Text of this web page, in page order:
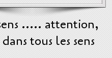
..... attention,
tous les sens